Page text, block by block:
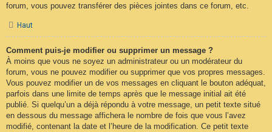
forum, vous pouvez transférer des pièces jointes dans ce forum, etc.
Haut
Comment puis-je modifier ou supprimer un message ?
À moins que vous ne soyez un administrateur ou un modérateur du
forum, vous ne pouvez modifier ou supprimer que vos propres messages.
Vous pouvez modifier un de vos messages en cliquant le bouton adéquat,
parfois dans une limite de temps après que le message initial ait été
publié. Si quelqu’un a déjà répondu à votre message, un petit texte situé
en dessous du message affichera le nombre de fois que vous l’avez
modifié, contenant la date et l’heure de la modification. Ce petit texte